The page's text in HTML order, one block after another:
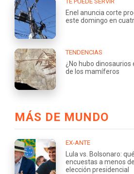
Enel anuncia corte
este domingo en
TENDENCIAS
¿No hubo dinosaurios
de los mamíferos
MÁS DE MUNDO
EX-ANTE
Lula vs. Bolsonaro:
encuestas a menos
elección presidencial